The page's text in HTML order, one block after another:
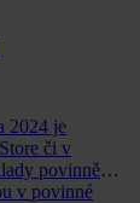
2024 je
či v
povinně
v povinné